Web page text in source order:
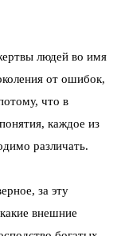
людей во имя
от ошибок,
что в
каждое из
различать.
за эту
внешние